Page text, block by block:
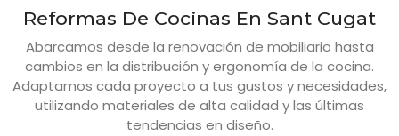
Reformas De Cocinas En Sant Cugat
Abarcamos desde la renovación de mobiliario hasta
cambios en la distribución y ergonomía de la cocina.
Adaptamos cada proyecto a tus gustos y necesidades,
utilizando materiales de alta calidad y las últimas
tendencias en diseño.